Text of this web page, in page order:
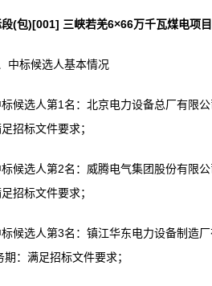
(包)[001] 三峡若羌6×66万千瓦煤电项
中标候选人基本情况
标候选人第1名：北京电力设备总厂有限
招标文件要求；
标候选人第2名：威腾电气集团股份有限
招标文件要求；
标候选人第3名：镇江华东电力设备制造
期：满足招标文件要求；